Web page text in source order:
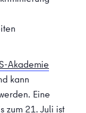
Akademie
kann
Eine
zum 21. Juli ist